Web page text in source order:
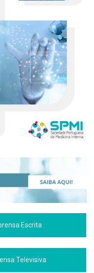
Escrita
Televisiva